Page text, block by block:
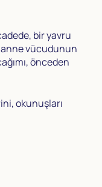
bir yavru
anne vücudunun
önceden
okunuşları